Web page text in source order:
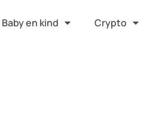
Baby en kind Crypto